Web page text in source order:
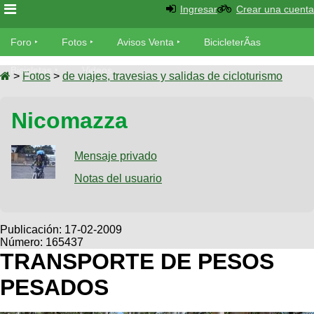
Foro
Foro
MecÃ¡nica
Fotos
SUBÃ
Galeria
Bicicletas
Viajes
Descenso
Dirt
Avisos
Ventas
SUBÃ
Buscar
Ultimos
Fotos
BicicleterÃ­
Bicicletas
Tandem
Videos
Cicloturismo
Ingresar Crear una cuenta
Foro Fotos Avisos Venta BicicleterÃ­as
Bicicletas Videos
> Fotos > de viajes, travesias y salidas de cicloturismo
Nicomazza
Mensaje privado
Notas del usuario
Publicación: 17-02-2009
Número: 165437
TRANSPORTE DE PESOS
PESADOS